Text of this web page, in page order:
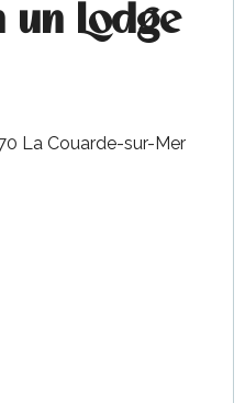
un Lodge
La Couarde-sur-Mer